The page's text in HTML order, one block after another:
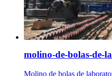
molino-de-bolas-de-
Molino de bolas de